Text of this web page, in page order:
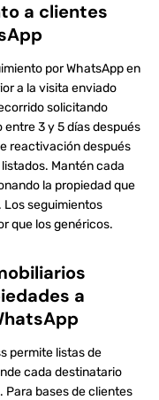
a clientes
por WhatsApp en
a la visita enviado
solicitando
3 y 5 días después
reactivación después
Mantén cada
la propiedad que
seguimientos
que los genéricos.
a
permite listas de
cada destinatario
Para bases de clientes